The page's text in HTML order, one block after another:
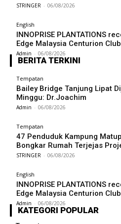
STRINGER - 06/08/2026
English
INNOPRISE PLANTATIONS
Edge Malaysia Centurion
Admin - 06/08/2026
BERITA TERKINI
Tempatan
Bailey Bridge Tanjung Lipat
Minggu: Dr.Joachim
Admin - 06/08/2026
Tempatan
47 Penduduk Kampung
Bongkar Rumah Terjejas
STRINGER - 06/08/2026
English
INNOPRISE PLANTATIONS
Edge Malaysia Centurion
Admin - 06/08/2026
KATEGORI POPULAR